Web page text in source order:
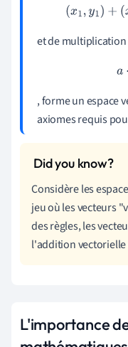
( x1, y1
et de
, forme un espace
axiomes requis
Considère les
jeu où les vecteurs
des règles, les
l'addition
L'importance